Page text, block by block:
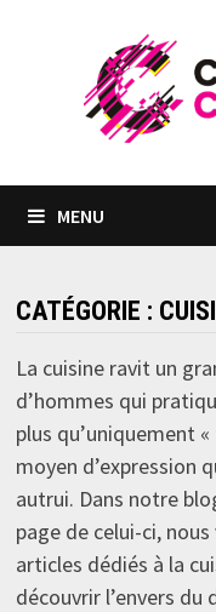
MENU
CATÉGORIE :
La cuisine ravit un
d’hommes qui
plus qu’uniquement
moyen d’expression
autrui. Dans notre
page de celui-ci,
articles dédiés à la
découvrir l’envers du